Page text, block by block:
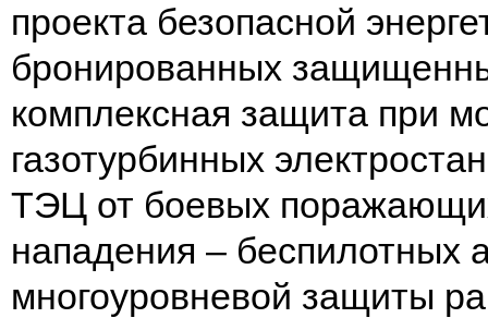
проекта безопасной
бронированных
комплексная защита при
газотурбинных
ТЭЦ от боевых
нападения – беспилотных
многоуровневой защиты